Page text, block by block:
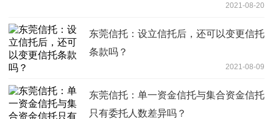
2021-08-20
东莞信托：设立信托后，还可以变更信托
条款吗？
2021-08-09
东莞信托：单一资金信托与集合资金信托
只有委托人数差异吗？